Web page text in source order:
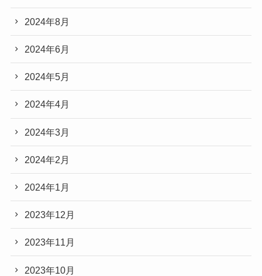
2024年8月
2024年6月
2024年5月
2024年4月
2024年3月
2024年2月
2024年1月
2023年12月
2023年11月
2023年10月